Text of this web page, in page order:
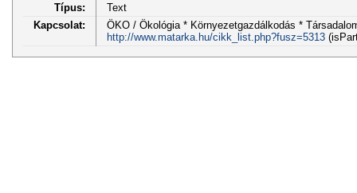
Típus:
Text
Kapcsolat:
ÖKO / Ökológia * Környezetgazdálkodás *
http://www.matarka.hu/cikk_list.php?fusz=5313